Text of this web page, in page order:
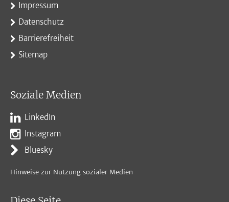
Impressum
Datenschutz
Barrierefreiheit
Sitemap
Soziale Medien
LinkedIn
Instagram
Bluesky
Hinweise zur Nutzung sozialer Medien